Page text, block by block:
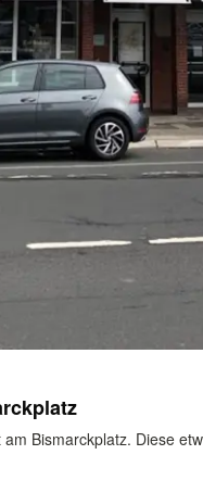
Bismarckplatz. Diese